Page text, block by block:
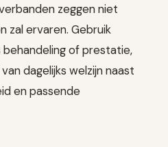
zeggen niet
zal ervaren. Gebruik
of prestatie,
dagelijks welzijn naast
en passende